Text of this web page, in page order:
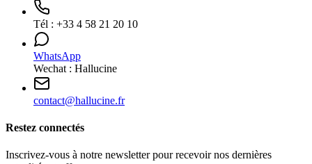
Tél : +33 4 58 21 20 10
WhatsApp
Wechat : Hallucine
contact@hallucine.fr
Restez connectés
Inscrivez-vous à notre newsletter pour recevoir nos dernières